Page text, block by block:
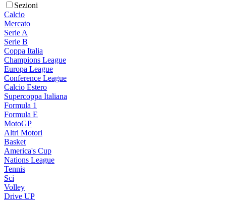
Sezioni
Calcio
Mercato
Serie A
Serie B
Coppa Italia
Champions League
Europa League
Conference League
Calcio Estero
Supercoppa Italiana
Formula 1
Formula E
MotoGP
Altri Motori
Basket
America's Cup
Nations League
Tennis
Sci
Volley
Drive UP